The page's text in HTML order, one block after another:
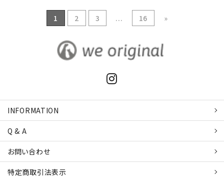
1 2 3 ... 16 »
INFORMATION
Q & A
お問い合わせ
特定商取引法表示